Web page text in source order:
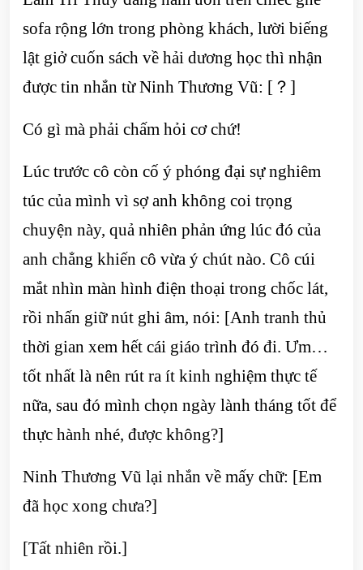
sofa rộng lớn trong phòng khách, lười biếng
lật giở cuốn sách về hải dương học thì nhận
được tin nhắn từ Ninh Thương Vũ: [？]
Có gì mà phải chấm hỏi cơ chứ!
Lúc trước cô còn cố ý phóng đại sự nghiêm
túc của mình vì sợ anh không coi trọng
chuyện này, quả nhiên phản ứng lúc đó của
anh chẳng khiến cô vừa ý chút nào. Cô cúi
mắt nhìn màn hình điện thoại trong chốc lát,
rồi nhấn giữ nút ghi âm, nói: [Anh tranh thủ
thời gian xem hết cái giáo trình đó đi. Ưm…
tốt nhất là nên rút ra ít kinh nghiệm thực tế
nữa, sau đó mình chọn ngày lành tháng tốt để
thực hành nhé, được không?]
Ninh Thương Vũ lại nhắn về mấy chữ: [Em
đã học xong chưa?]
[Tất nhiên rồi.]